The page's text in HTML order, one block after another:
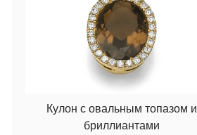
Кулон с овальным топазом и
бриллиантами